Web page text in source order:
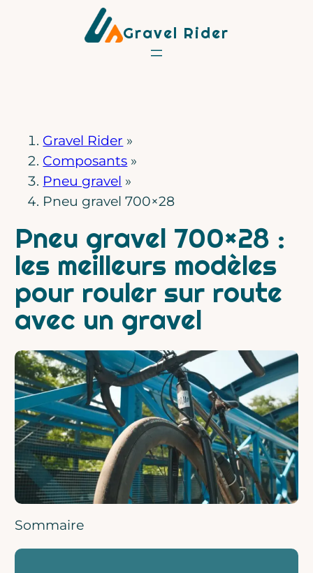
Gravel Rider
Gravel Rider »
Composants »
Pneu gravel »
Pneu gravel 700×28
Pneu gravel 700×28 :
les meilleurs modèles
pour rouler sur route
avec un gravel
Sommaire